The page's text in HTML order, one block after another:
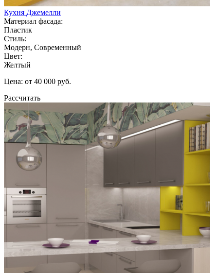
Кухня Джемелли
Материал фасада:
Пластик
Стиль:
Модерн, Современный
Цвет:
Желтый
Цена: от 40 000 руб.
Рассчитать